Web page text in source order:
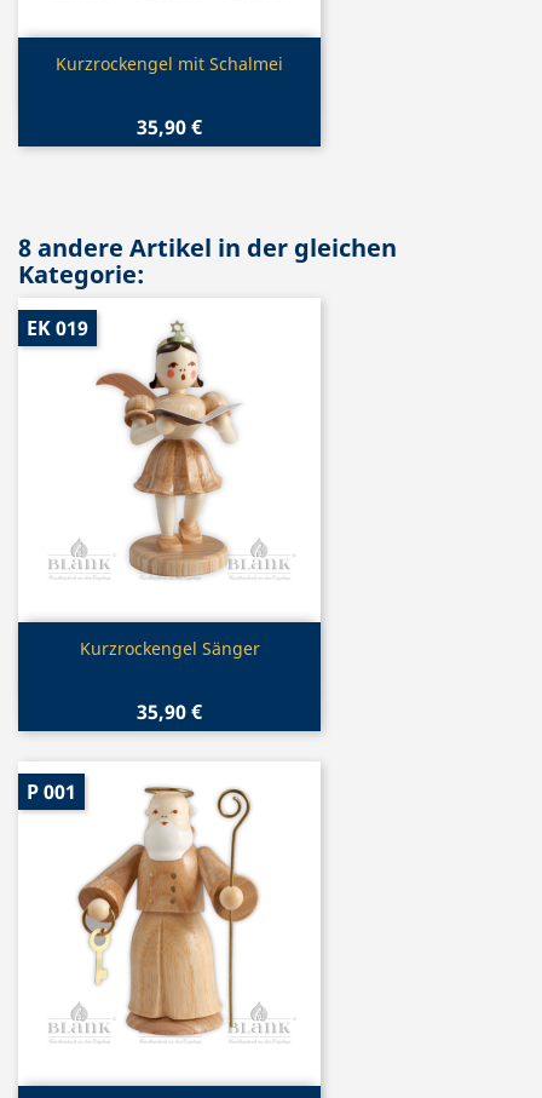
Vorschau
Kurzrockengel mit Schalmei
35,90 €
8 andere Artikel in der gleichen
Kategorie:
Vorschau
Kurzrockengel Sänger
35,90 €
EK 019
P 001